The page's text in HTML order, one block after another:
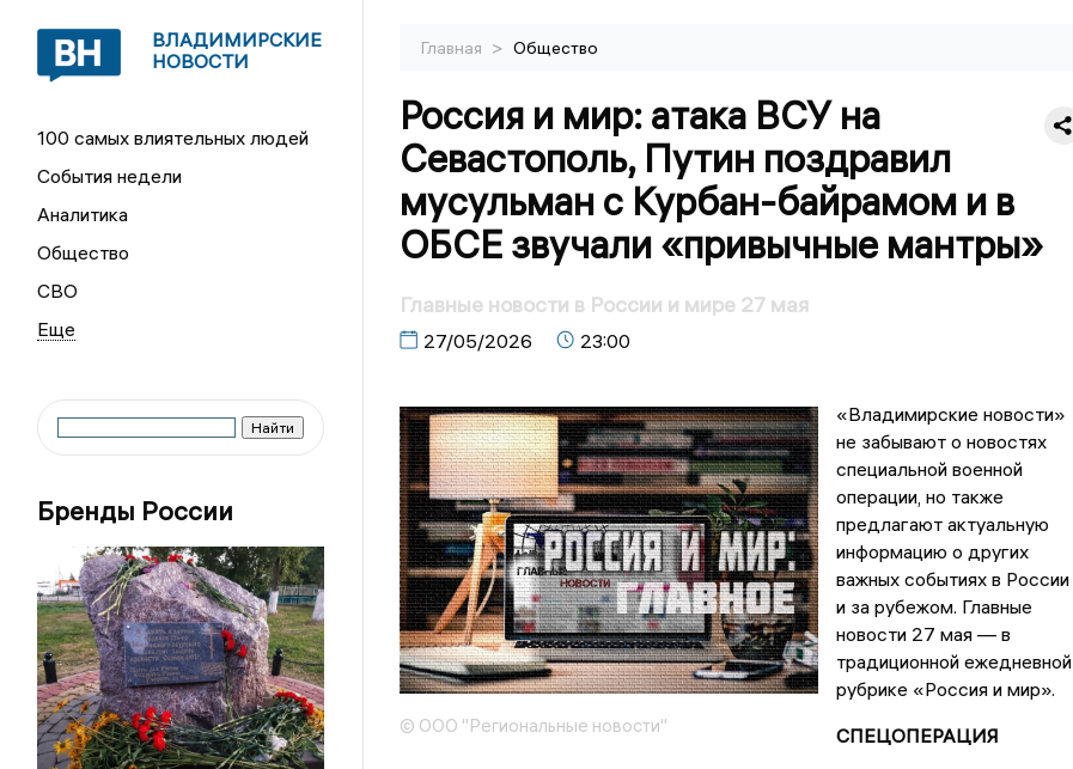
ВЛАДИМИРСКИЕ
НОВОСТИ
100 самых влиятельных людей
События недели
Аналитика
Общество
СВО
Бренды России
Главная > Общество
Россия и мир: атака ВСУ на
Севастополь, Путин поздравил
мусульман с Курбан-байрамом и в
ОБСЕ звучали «привычные мантры»
Главные новости в России и мире 27 мая
27/05/2026 23:00
© ООО "Региональные новости"
«Владимирские новости»
не забывают о новостях
специальной военной
операции, но также
предлагают актуальную
информацию о других
важных событиях в России
и за рубежом. Главные
новости 27 мая — в
традиционной ежедневной
рубрике «Россия и мир».
СПЕЦОПЕРАЦИЯ